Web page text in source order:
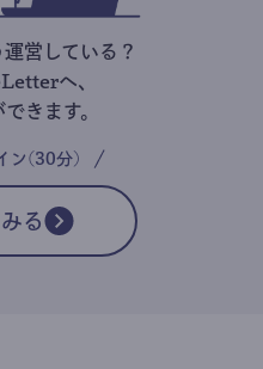
営している？
へ、
きます。
ン(30分)
る